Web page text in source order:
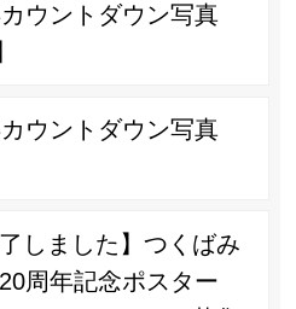
ウントダウン写真
ウントダウン写真
しました】つくばみ
周年記念ポスター